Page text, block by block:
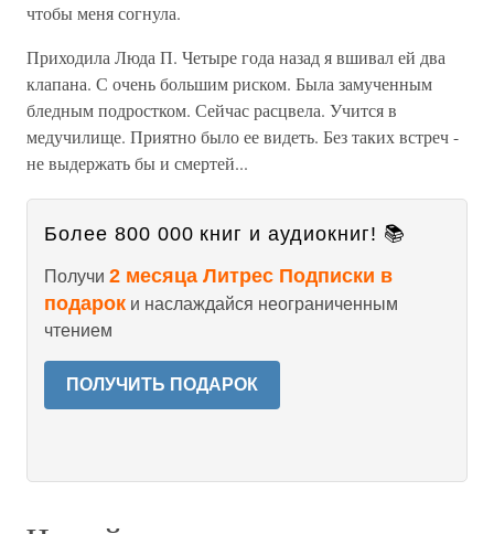
чтобы меня согнула.
Приходила Люда П. Четыре года назад я вшивал ей два
клапана. С очень большим риском. Была замученным
бледным подростком. Сейчас расцвела. Учится в
медучилище. Приятно было ее видеть. Без таких встреч -
не выдержать бы и смертей...
Более 800 000 книг и аудиокниг! 📚
Получи 2 месяца Литрес Подписки в
подарок и наслаждайся неограниченным
чтением
ПОЛУЧИТЬ ПОДАРОК